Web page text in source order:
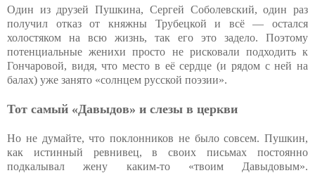
Один из друзей Пушкина, Сергей Соболевский, один раз
получил отказ от княжны Трубецкой и всё — остался
холостяком на всю жизнь, так его это задело. Поэтому
потенциальные женихи просто не рисковали подходить к
Гончаровой, видя, что место в её сердце (и рядом с ней на
балах) уже занято «солнцем русской поэзии».
Тот самый «Давыдов» и слезы в церкви
Но не думайте, что поклонников не было совсем. Пушкин,
как истинный ревнивец, в своих письмах постоянно
подкалывал жену каким-то «твоим Давыдовым».